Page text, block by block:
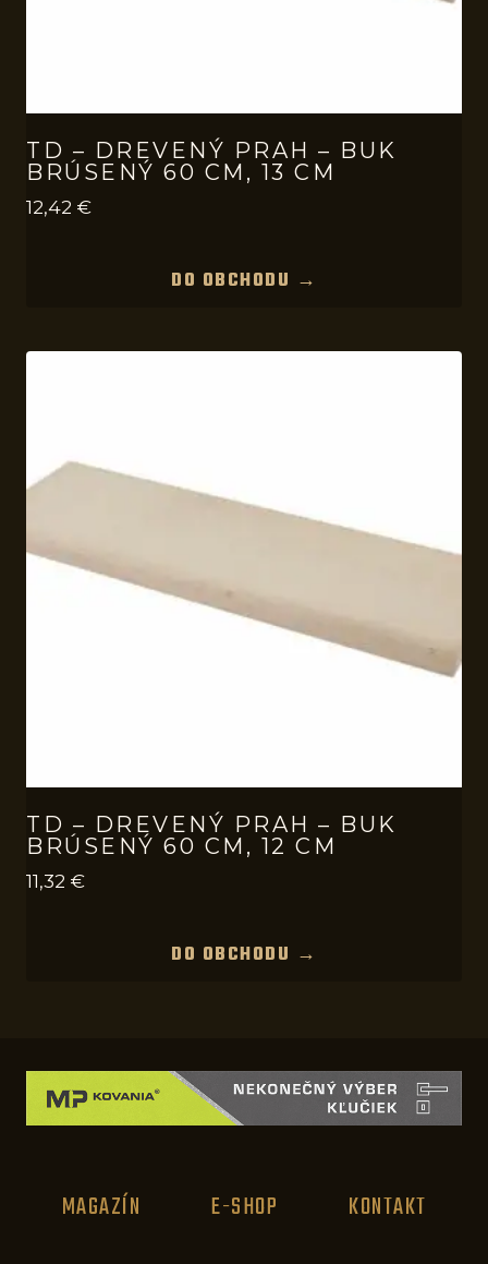
TD – DREVENÝ PRAH – BUK
BRÚSENÝ 60 CM, 13 CM
12,42 €
DO OBCHODU →
TD – DREVENÝ PRAH – BUK
BRÚSENÝ 60 CM, 12 CM
11,32 €
DO OBCHODU →
MAGAZÍN E-SHOP KONTAKT